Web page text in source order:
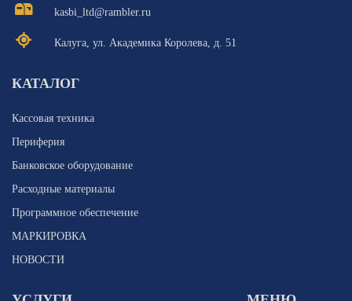
kasbi_ltd@rambler.ru
Калуга, ул. Академика Королева, д. 51
КАТАЛОГ
Кассовая техника
Периферия
Банковское оборудование
Расходные материалы
Программное обеспечение
МАРКИРОВКА
НОВОСТИ